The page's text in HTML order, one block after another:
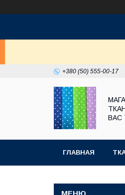
+380 (50) 555-00-17
ВАС
ГЛАВНАЯ